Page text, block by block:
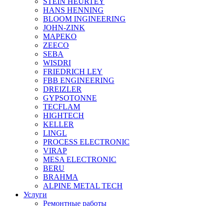
HANS HENNING
BLOOM INGINEERING
JOHN-ZINK
MAPEKO
ZEECO
SEBA
WISDRI
FRIEDRICH LEY
FBB ENGINEERING
DREIZLER
GYPSOTONNE
TECFLAM
HIGHTECH
KELLER
LINGL
PROCESS ELECTRONIC
VIRAP
MESA ELECTRONIC
BERU
BRAHMA
ALPINE METAL TECH
Услуги
Ремонтные работы